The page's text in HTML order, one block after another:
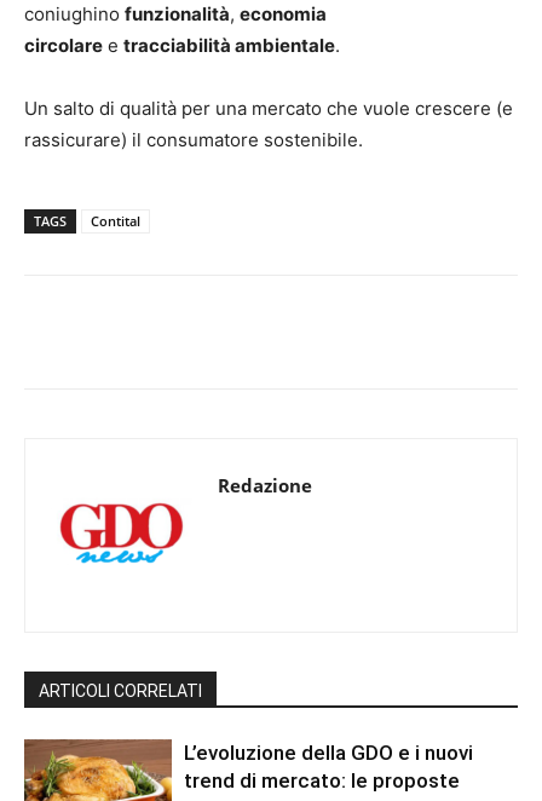
coniughino funzionalità, economia
circolare e tracciabilità ambientale.
Un salto di qualità per una mercato che vuole crescere (e
rassicurare) il consumatore sostenibile.
TAGS Contital
Redazione
ARTICOLI CORRELATI
L’evoluzione della GDO e i nuovi
trend di mercato: le proposte